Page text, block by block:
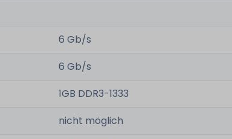
6 Gb/s
6 Gb/s
1GB DDR3-1333
nicht möglich